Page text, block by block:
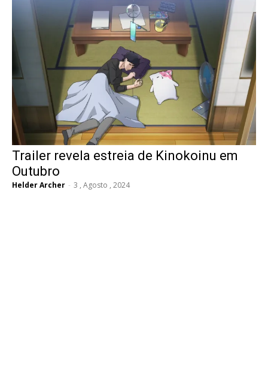
Trailer revela estreia de Kinokoinu em
Outubro
Helder Archer - 3 , Agosto , 2024